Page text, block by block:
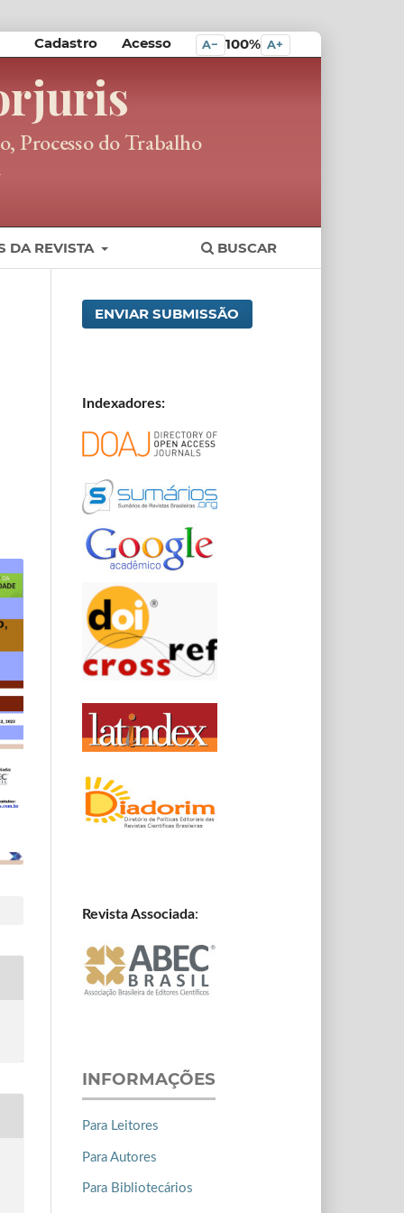
DA REVISTA BUSCAR
Cadastro Acesso A− 100% A+
ENVIAR SUBMISSÃO
Indexadores:
Revista Associada:
INFORMAÇÕES
Para Leitores
Para Autores
Para Bibliotecários